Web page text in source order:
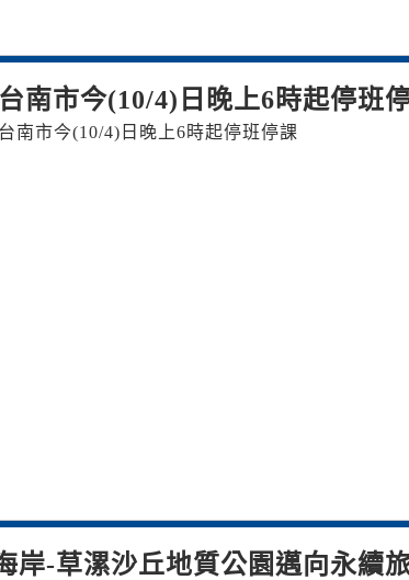
台南市今(10/4)日晚上6時起停班
台南市今(10/4)日晚上6時起停班停課
岸-草漯沙丘地質公園邁向永續